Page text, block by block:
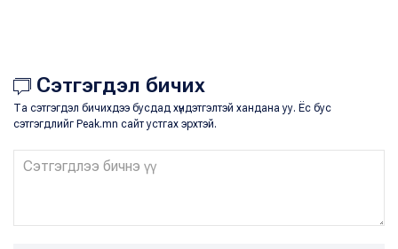
Сэтгэгдэл бичих
Та сэтгэгдэл бичихдээ бусдад хүндэтгэлтэй хандана уу. Ёс бус
сэтгэгдлийг Peak.mn сайт устгах эрхтэй.